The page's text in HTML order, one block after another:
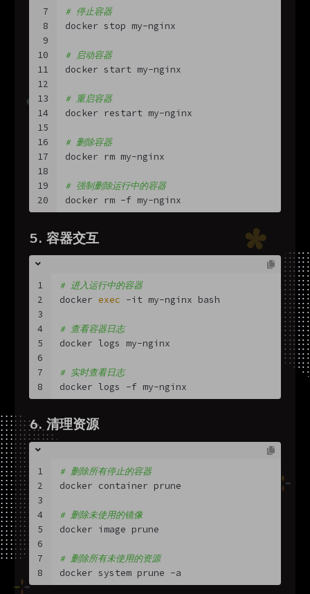
7
8
9
10
11
12
13
14
15
16
17
18
19
20
# 停止容器
docker stop my-nginx
# 启动容器
docker start my-nginx
# 重启容器
docker restart my-nginx
# 删除容器
docker rm my-nginx
# 强制删除运行中的容器
docker rm -f my-nginx
5. 容器交互
1
2
3
4
5
6
7
8
# 进入运行中的容器
docker exec -it my-nginx bash
# 查看容器日志
docker logs my-nginx
# 实时查看日志
docker logs -f my-nginx
6. 清理资源
1
2
3
4
5
6
7
8
# 删除所有停止的容器
docker container prune
# 删除未使用的镜像
docker image prune
# 删除所有未使用的资源
docker system prune -a